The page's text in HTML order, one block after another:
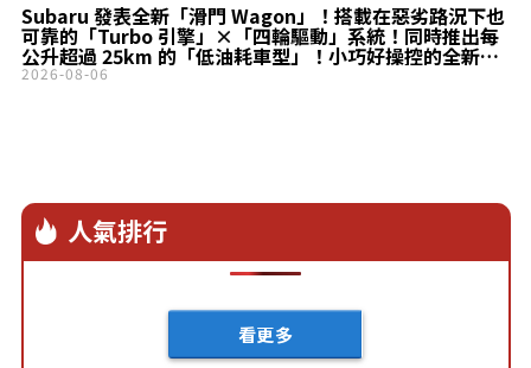
Subaru 發表全新「滑門 Wagon」！搭載在惡劣路況下也
可靠的「Turbo 引擎」×「四輪驅動」系統！同時推出每
公升超過 25km 的「低油耗車型」！小巧好操控的全新
Stella 登場！
2026-08-06
人氣排行
看更多